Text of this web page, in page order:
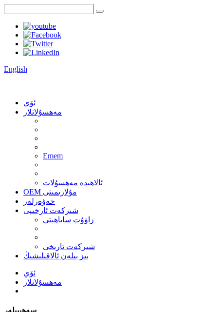
English
ئۆي
مەھسۇلاتلار
Emem
ئالاھىدە مەھسۇلات
OEM مۇلازىمىتى
خەۋەرلەر
شىركەت ئارخىپى
زاۋۇت ساياھىتى
شىركەت تارىخى
بىز بىلەن ئالاقىلىشىڭ
ئۆي
مەھسۇلاتلار